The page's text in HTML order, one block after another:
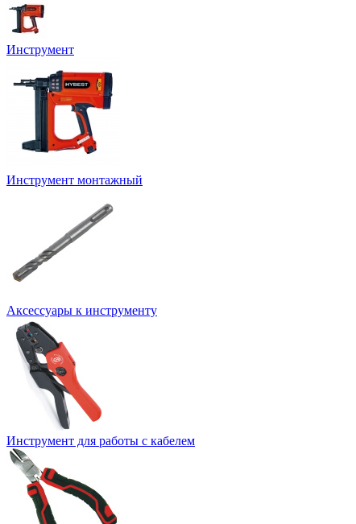
Инструмент
Инструмент монтажный
Аксессуары к инструменту
Инструмент для работы с кабелем